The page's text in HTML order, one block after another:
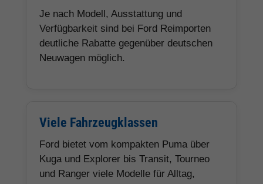
Je nach Modell, Ausstattung und
Verfügbarkeit sind bei Ford Reimporten
deutliche Rabatte gegenüber deutschen
Neuwagen möglich.
Viele Fahrzeugklassen
Ford bietet vom kompakten Puma über
Kuga und Explorer bis Transit, Tourneo
und Ranger viele Modelle für Alltag,